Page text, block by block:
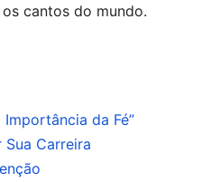
cantos do mundo.
da Fé”
Carreira